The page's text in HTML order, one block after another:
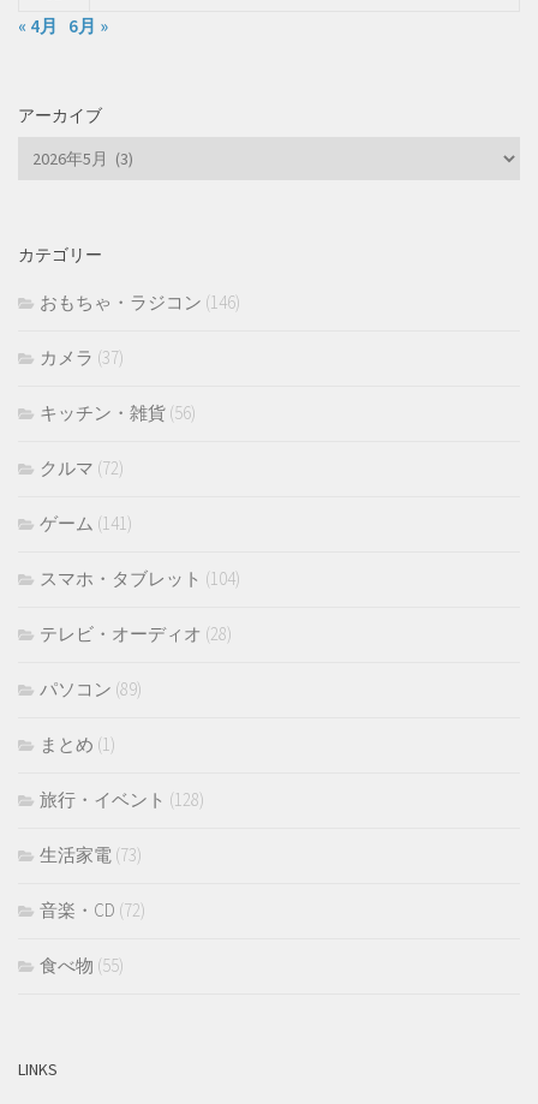
« 4月
6月 »
アーカイブ
ア
ブ
カテゴリー
おもちゃ・ラジコン (146)
カメラ (37)
キッチン・雑貨 (56)
クルマ (72)
ゲーム (141)
スマホ・タブレット (104)
テレビ・オーディオ (28)
パソコン (89)
まとめ (1)
旅行・イベント (128)
生活家電 (73)
音楽・CD (72)
食べ物 (55)
LINKS